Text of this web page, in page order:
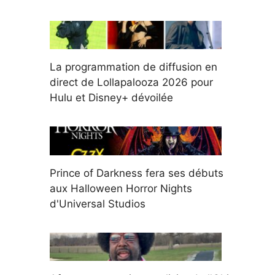
La programmation de diffusion en
direct de Lollapalooza 2026 pour
Hulu et Disney+ dévoilée
Prince of Darkness fera ses débuts
aux Halloween Horror Nights
d'Universal Studios